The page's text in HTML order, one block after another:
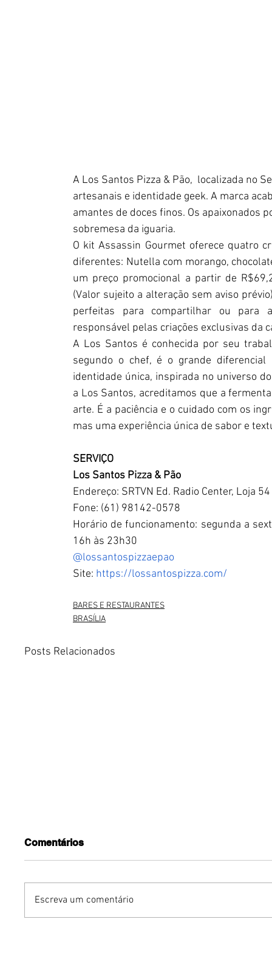
A Los Santos Pizza & Pão,  localizada no
artesanais e identidade geek. A marca
amantes de doces finos. Os apaixonados
sobremesa da iguaria.
O kit Assassin Gourmet oferece quatro
diferentes: Nutella com morango,
um preço promocional a partir de
(Valor sujeito a alteração sem aviso
perfeitas para compartilhar ou para
responsável pelas criações exclusivas da
A Los Santos é conhecida por seu
segundo o chef, é o grande
a Los Santos, acreditamos que a
arte. É a paciência e o cuidado com os
mas uma experiência única de sabor e
SERVIÇO
Los Santos Pizza & Pão
Endereço: SRTVN Ed. Radio Center, Loja
Fone: (61) 98142-0578
Horário de funcionamento: segunda a
16h às 23h30
@lossantospizzaepao
Site: https://lossantospizza.com/
BARES E RESTAURANTES
BRASÍLIA
Posts Relacionados
Comentários
Escreva um comentário